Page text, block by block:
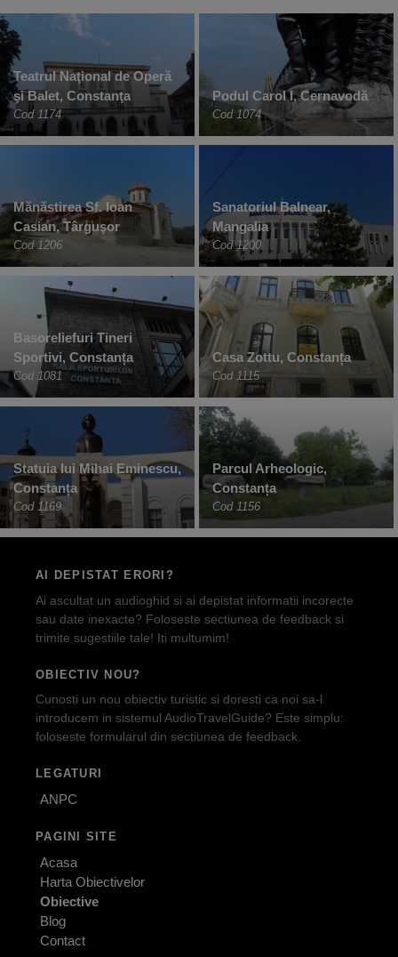
Teatrul Naţional de Operă
şi Balet, Constanţa
Cod 1174
Podul Carol I, Cernavodă
Cod 1074
Mănăstirea Sf. Ioan
Casian, Târguşor
Cod 1206
Sanatoriul Balnear,
Mangalia
Cod 1200
Basoreliefuri Tineri
Sportivi, Constanța
Cod 1081
Casa Zottu, Constanța
Cod 1115
Statuia lui Mihai Eminescu,
Constanța
Cod 1169
Parcul Arheologic,
Constanța
Cod 1156
AI DEPISTAT ERORI?
Ai ascultat un audioghid si ai depistat informatii incorecte
sau date inexacte? Foloseste sectiunea de feedback si
trimite sugestiile tale! Iti multumim!
OBIECTIV NOU?
Cunosti un nou obiectiv turistic si doresti ca noi sa-l
introducem in sistemul AudioTravelGuide? Este simplu:
foloseste formularul din sectiunea de feedback.
LEGATURI
ANPC
PAGINI SITE
Acasa
Harta Obiectivelor
Obiective
Blog
Contact